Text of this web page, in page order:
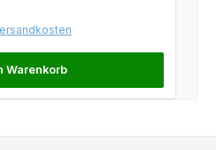
Warenkorb